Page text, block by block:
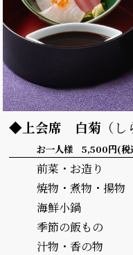
◆上会席 白菊 （
お一人様 5,500円(税
前菜・お造り
焼物・煮物・揚物
海鮮小鍋
季節の飯もの
汁物・香の物